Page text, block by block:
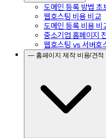
도메인 등록 방법 초
웹호스팅 비용 비교
도메인 등록 비용 비
중소기업 홈페이지
웹호스팅 vs 서버호
— 홈페이지 제작 비용/견적